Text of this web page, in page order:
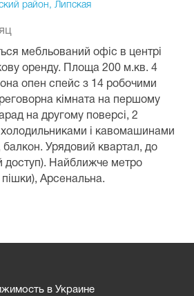
район, Липская
мебльований офіс в центрі
оренду. Площа 200 м.кв. 4
опен спейс з 14 робочими
кімната на першому
на другому поверсі, 2
холодильниками і кавомашинами
балкон. Урядовий квартал, до
доступ). Найближче метро
Арсенальна.
в Украине